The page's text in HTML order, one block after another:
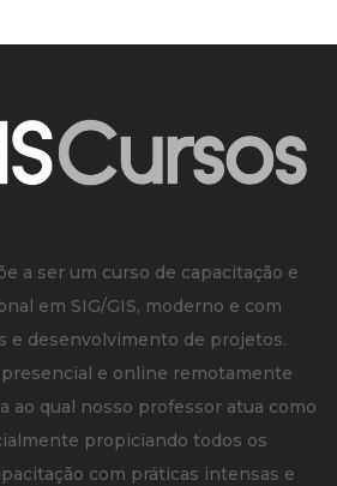
a ser um curso de capacitação e
em SIG/GIS, moderno e com
e desenvolvimento de projetos.
presencial e online remotamente
ao qual nosso professor atua como
propiciando todos os
com práticas intensas e